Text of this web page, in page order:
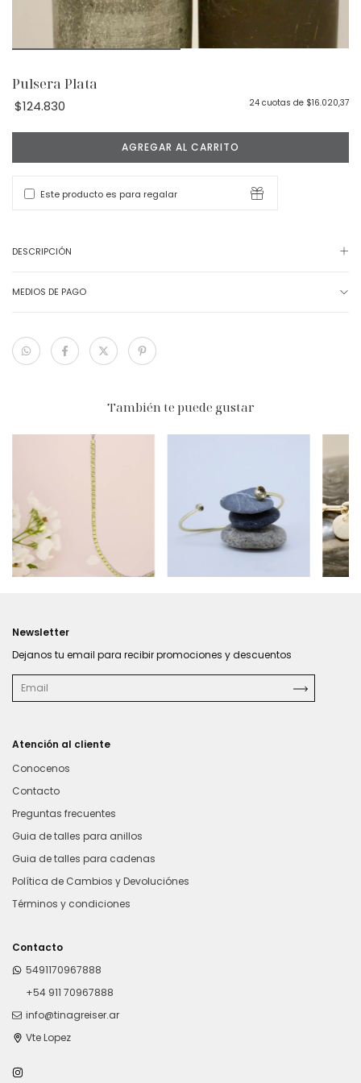
Pulsera Plata
$124.830 24 cuotas de $16.020,37
Este producto es para regalar
DESCRIPCIÓN
MEDIOS DE PAGO
También te puede gustar
$466.470
Newsletter
Dejanos tu email para recibir promociones y descuentos
Atención al cliente
Conocenos
Contacto
Preguntas frecuentes
Guia de talles para anillos
Guia de talles para cadenas
Política de Cambios y Devoluciónes
Términos y condiciones
Contacto
5491170967888
+54 911 70967888
info@tinagreiser.ar
Vte Lopez